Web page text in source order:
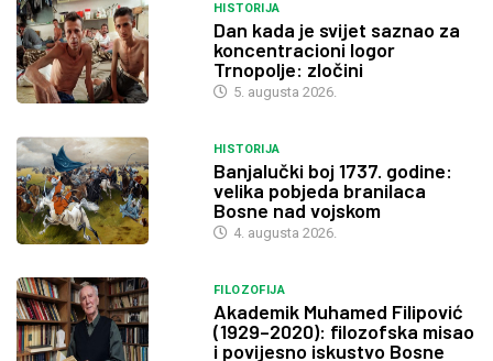
HISTORIJA
Dan kada je svijet saznao za
koncentracioni logor
Trnopolje: zločini
5. augusta 2026.
HISTORIJA
Banjalučki boj 1737. godine:
velika pobjeda branilaca
Bosne nad vojskom
4. augusta 2026.
FILOZOFIJA
Akademik Muhamed Filipović
(1929–2020): filozofska misao
i povijesno iskustvo Bosne